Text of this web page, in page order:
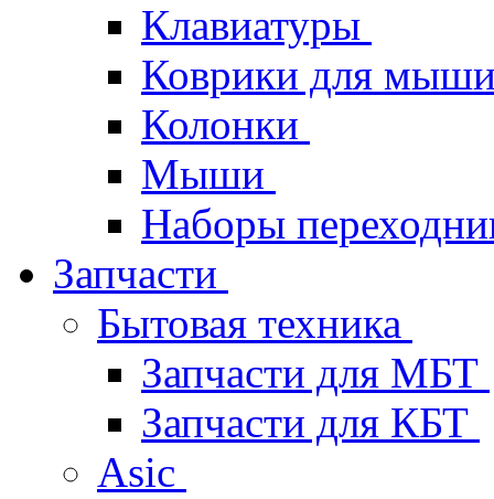
Клавиатуры
Коврики для
Колонки
Мыши
Наборы
Запчасти
Бытовая техника
Запчасти для МБТ
Запчасти для КБТ
Asic